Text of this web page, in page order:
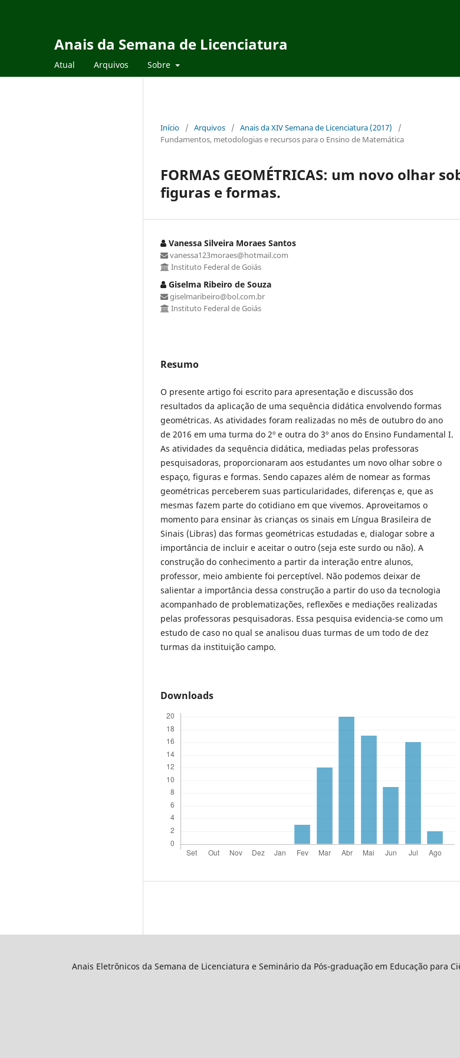
Anais da Semana de Licenciatura
Atual Arquivos Sobre
Início / Arquivos / Anais da XIV Semana de Licenciatura (2017)
/
Fundamentos, metodologias e recursos para o Ensino de Matemática
FORMAS GEOMÉTRICAS: um novo olhar
figuras e formas.
Vanessa Silveira Moraes Santos
vanessa123moraes@hotmail.com
Instituto Federal de Goiás
Giselma Ribeiro de Souza
giselmaribeiro@bol.com.br
Instituto Federal de Goiás
Resumo
O presente artigo foi escrito para apresentação e discussão dos
resultados da aplicação de uma sequência didática envolvendo formas
geométricas. As atividades foram realizadas no mês de outubro do ano
de 2016 em uma turma do 2º e outra do 3º anos do Ensino Fundamental I.
As atividades da sequência didática, mediadas pelas professoras
pesquisadoras, proporcionaram aos estudantes um novo olhar sobre o
espaço, figuras e formas. Sendo capazes além de nomear as formas
geométricas perceberem suas particularidades, diferenças e, que as
mesmas fazem parte do cotidiano em que vivemos. Aproveitamos o
momento para ensinar às crianças os sinais em Língua Brasileira de
Sinais (Libras) das formas geométricas estudadas e, dialogar sobre a
importância de incluir e aceitar o outro (seja este surdo ou não). A
construção do conhecimento a partir da interação entre alunos,
professor, meio ambiente foi perceptível. Não podemos deixar de
salientar a importância dessa construção a partir do uso da tecnologia
acompanhado de problematizações, reflexões e mediações realizadas
pelas professoras pesquisadoras. Essa pesquisa evidencia-se como um
estudo de caso no qual se analisou duas turmas de um todo de dez
turmas da instituição campo.
Downloads
Anais Eletrônicos da Semana de Licenciatura e Seminário da Pós-graduação em Educação para